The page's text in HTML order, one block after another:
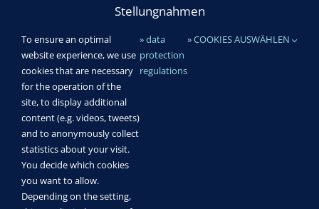
Stellungnahmen
Rechtliches
Datenschutz & Cookies
Centralvereinigung Deutscher Wirtschaftsverbände für
Handelsvermittlung und Vertrieb (CDH) e.V.|
To ensure an optimal
website experience, we use
cookies that are necessary
for the operation of the
site, to display additional
content (e.g. videos, tweets)
and to anonymously collect
statistics about your visit.
You decide which cookies
you want to allow.
Depending on the setting,
» data
protection
regulations
» COOKIES AUSWÄHLEN